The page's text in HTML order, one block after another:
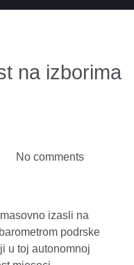
na izborima
No comments
izasli na
podrske
u toj autonomnoj